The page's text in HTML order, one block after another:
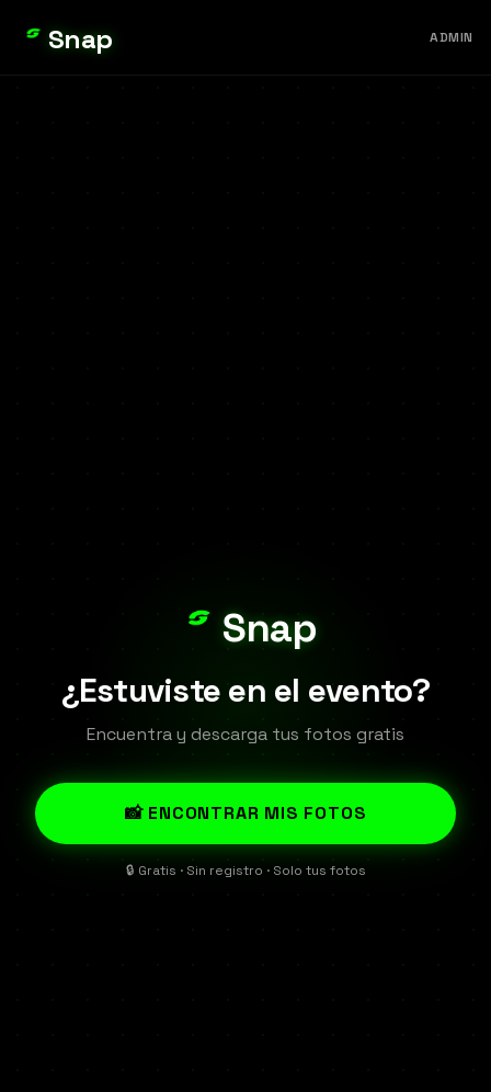
Snap ADMIN
Snap
¿Estuviste en el evento?
Encuentra y descarga tus fotos gratis
📸 ENCONTRAR MIS FOTOS
🔒 Gratis · Sin registro · Solo tus fotos